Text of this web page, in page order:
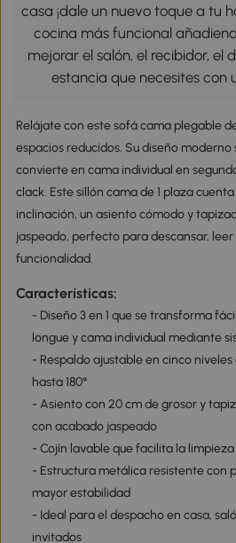
casa ¡dale un nuevo toque a tu
cocina más funcional
mejorar el salón, el recibidor, el
estancia que necesites con
Relájate con este sofá cama plegable
espacios reducidos. Su diseño moderno
convierte en cama individual en
clack. Este sillón cama de 1 plaza
inclinación, un asiento cómodo y
jaspeado, perfecto para descansar,
funcionalidad.
Características:
- Diseño 3 en 1 que se transforma
longue y cama individual mediante
- Respaldo ajustable en cinco
hasta 180°
- Asiento con 20 cm de grosor y
con acabado jaspeado
- Cojín lavable que facilita la
- Estructura metálica resistente con
mayor estabilidad
- Ideal para el despacho en casa,
invitados